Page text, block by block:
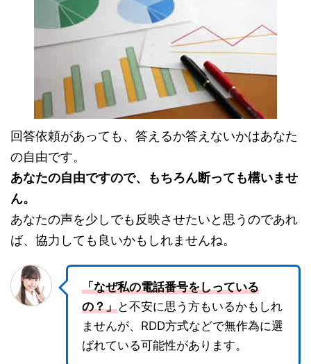
回答依頼があっても、答えるか答えないかはあなた
の自由です。
あなたの自由ですので、もちろん断っても構いませ
ん。
あなたの声を少しでも反映させたいと思うのであれ
ば、協力しても良いかもしれませんね。
「なぜ私の電話番号をしっている
の？」と不安に思う方もいるかもしれ
ませんが、RDD方式などで無作為に選
ばれている可能性があります。